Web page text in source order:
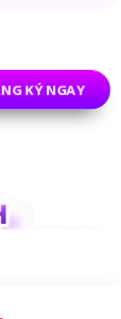
KÝ NGAY